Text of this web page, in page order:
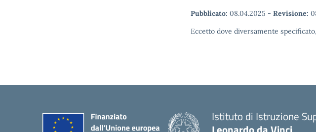
Pubblicato: 08.04.2025 - Revisione:
Eccetto dove diversamente
Istituto di Istruzione